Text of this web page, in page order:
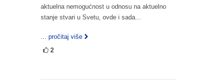
aktuelna nemogućnost u odnosu na aktuelno
stanje stvari u Svetu, ovde i sada...
... pročitaj više
2